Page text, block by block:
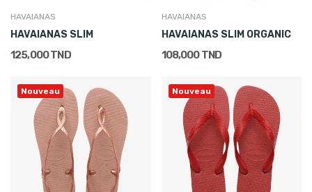
HAVAIANAS
HAVAIANAS SLIM
125,000 TND
HAVAIANAS
HAVAIANAS SLIM ORGANIC
108,000 TND
Nouveau Nouveau